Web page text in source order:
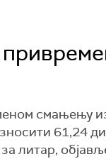
смањењу
61,24
литар,